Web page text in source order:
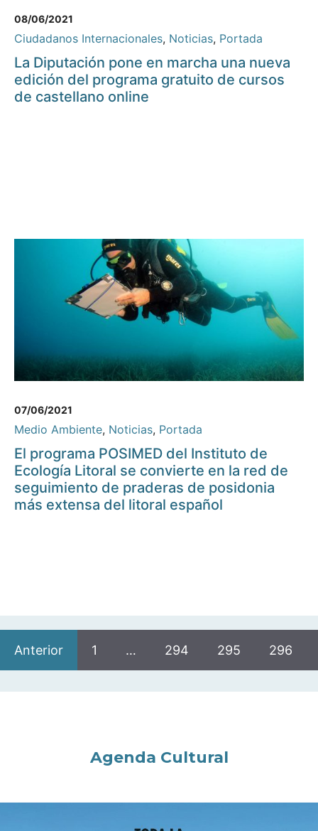
08/06/2021
Ciudadanos Internacionales, Noticias, Portada
La Diputación pone en marcha una nueva
edición del programa gratuito de cursos
de castellano online
07/06/2021
Medio Ambiente, Noticias, Portada
El programa POSIMED del Instituto de
Ecología Litoral se convierte en la red de
seguimiento de praderas de posidonia
más extensa del litoral español
Anterior 1 … 294 295 296
Agenda Cultural